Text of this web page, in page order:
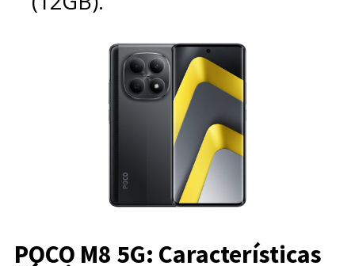
POCO M8 5G: Características